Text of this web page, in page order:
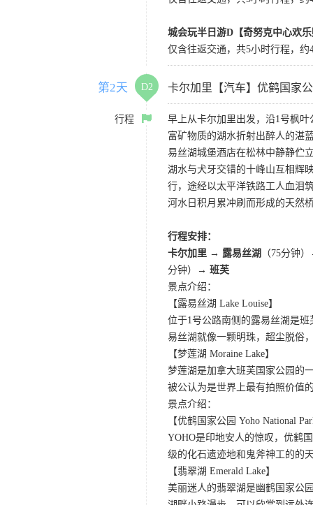
城会玩半日游D【奇努克中心欢
仅含往返交通，共5小时行程，
第2天 D2 卡尔加里【汽车】优鹤国家
行程
早上从卡尔加里出发，沿1号枫
富矿物质的湖水折射出醉人的湛
易丝湖城堡酒店在松林中静静伫
湖水与犬牙交错的十峰山互相辉
行，途经以太平洋铁路工人血泪
河水日积月累冲刷而形成的天然
行程安排：
卡尔加里 → 露易丝湖
（75分钟
分钟）→ 班芙
景点介绍：
【露易丝湖 Lake Louise】
位于1号公路南侧的露易丝湖是
易丝湖就像一颗明珠，超尘脱俗
【梦莲湖 Moraine Lake】
梦莲湖是加拿大班芙国家公园的
被公认为是世界上最有拍照价值
景点介绍：
【优鹤国家公园 Yoho National
YOHO是印地安人的惊叹，优鹤
级的化石遗迹地和鬼斧神工的的
【翡翠湖 Emerald Lake】
美丽迷人的翡翠湖是幽鹤国家公